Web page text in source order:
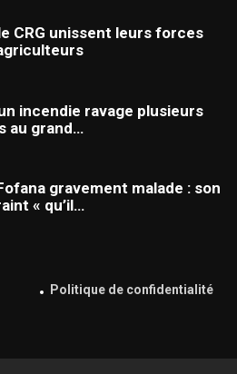
CRG unissent leurs forces
incendie ravage plusieurs
au grand…
gravement malade : son
« qu’il…
Politique de confidentialité